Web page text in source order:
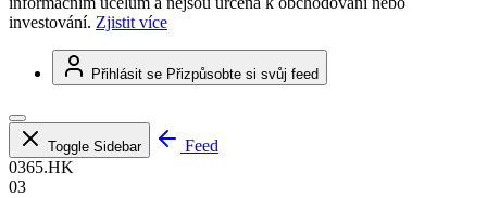
investování. Zjistit více
Přihlásit se Přizpůsobte si svůj feed
Toggle Sidebar
Feed
0365.HK
03